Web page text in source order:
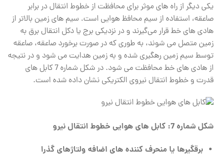
یکی دیگر از راه‌ های موثر برای محافظت از خطوط انتقال در برابر
صاعقه، استفاده از سیم محافظ هوایی است. سیم ‌های زمین بالاتر از
هادی ‌های خط قرار می‌گیرند و در نزدیکی برج یا دکل انتقال برق به
زمین متصل می ‌شوند، به طوری که در صورت برخورد صاعقه، صاعقه
توسط سیم زمین رهگیری شده و به زمین هدایت می ‌شود و در نتیجه
از هادی ‌های خط محافظت می ‌شود. در شکل شماره 7 کابل های
قدرت و خطوط انتقال نیروی الکتریکی نشان داده شده است.
شکل شماره 7: کابل های هوایی خطوط انتقال نیرو
برقگیرها یا منحرف‌ کننده‌ های اضافه ولتاژهای گذرا